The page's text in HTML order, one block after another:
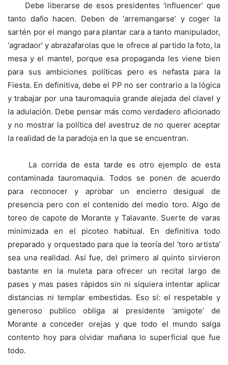
Debe liberarse de esos presidentes ‘influencer’ que
tanto daño hacen. Deben de ‘arremangarse’ y coger la
sartén por el mango para plantar cara a tanto manipulador,
‘agradaor’ y abrazafarolas que le ofrece al partido la foto, la
mesa y el mantel, porque esa propaganda les viene bien
para sus ambiciones políticas pero es nefasta para la
Fiesta. En definitiva, debe el PP no ser contrario a la lógica
y trabajar por una tauromaquia grande alejada del clavel y
la adulación. Debe pensar más como verdadero aficionado
y no mostrar la política del avestruz de no querer aceptar
la realidad de la paradoja en la que se encuentran.
La corrida de esta tarde es otro ejemplo de esta
contaminada tauromaquia. Todos se ponen de acuerdo
para reconocer y aprobar un encierro desigual de
presencia pero con el contenido del medio toro. Algo de
toreo de capote de Morante y Talavante. Suerte de varas
minimizada en el picoteo habitual. En definitiva todo
preparado y orquestado para que la teoría del ‘toro artista’
sea una realidad. Así fue, del primero al quinto sirvieron
bastante en la muleta para ofrecer un recital largo de
pases y mas pases rápidos sin ni siquiera intentar aplicar
distancias ni templar embestidas. Eso sí: el respetable y
generoso publico obliga al presidente ‘amigote’ de
Morante a conceder orejas y que todo el mundo salga
contento hoy para olvidar mañana lo superficial que fue
todo.